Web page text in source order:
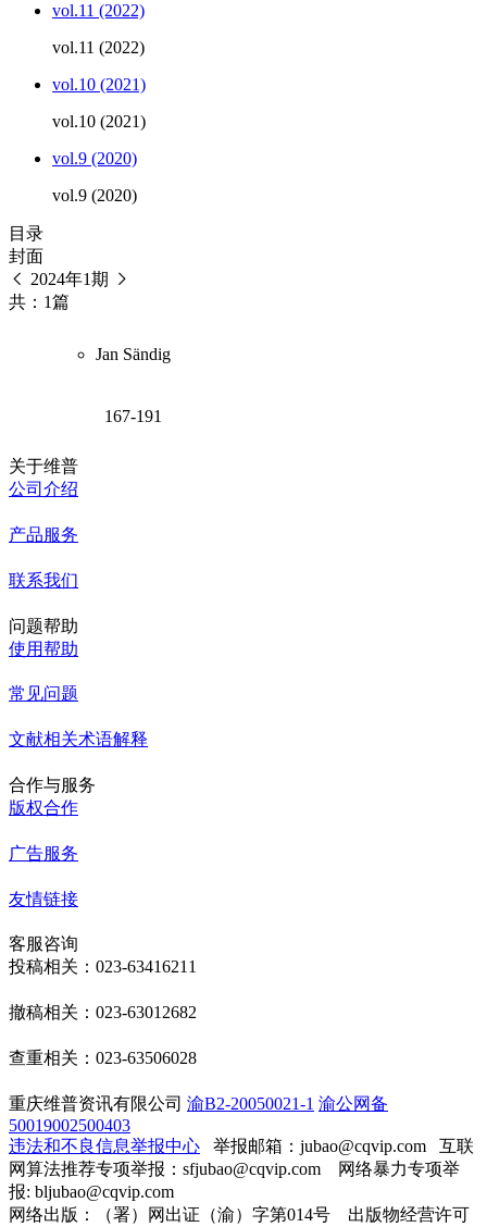
vol.11 (2022)
vol.11 (2022)
vol.10 (2021)
vol.10 (2021)
vol.9 (2020)
vol.9 (2020)
目录
封面
2024年1期
共：1篇
Jan Sändig
167-191
关于维普
公司介绍
产品服务
联系我们
问题帮助
使用帮助
常见问题
文献相关术语解释
合作与服务
版权合作
广告服务
友情链接
客服咨询
投稿相关：023-63416211
撤稿相关：023-63012682
查重相关：023-63506028
重庆维普资讯有限公司 渝B2-20050021-1 渝公网备
50019002500403
违法和不良信息举报中心 举报邮箱：jubao@cqvip.com 互联
网算法推荐专项举报：sfjubao@cqvip.com 网络暴力专项举
报: bljubao@cqvip.com
网络出版：（署）网出证（渝）字第014号 出版物经营许可